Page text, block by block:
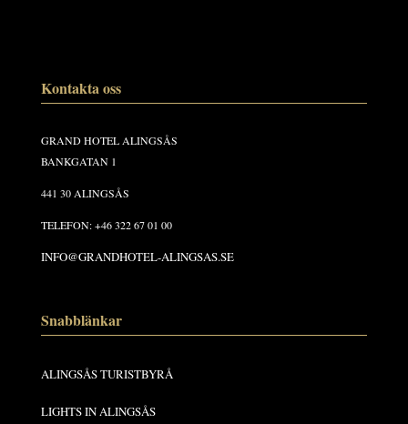
Kontakta oss
GRAND HOTEL ALINGSÅS
BANKGATAN 1
441 30 ALINGSÅS
TELEFON: +46 322 67 01 00
INFO@GRANDHOTEL-ALINGSAS.SE
Snabblänkar
ALINGSÅS TURISTBYRÅ
LIGHTS IN ALINGSÅS